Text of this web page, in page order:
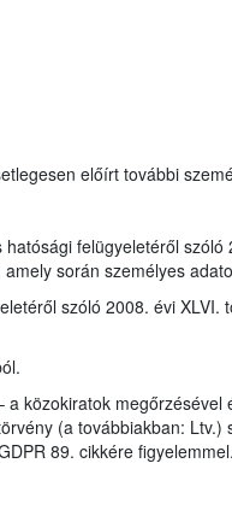
előírt további
felügyeletéről
során személyes
szóló 2008. évi
közokiratok
(a továbbiakban:
89. cikkére figyelemmel.